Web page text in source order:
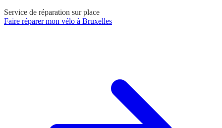
Service de réparation sur place
Faire réparer mon vélo à Bruxelles